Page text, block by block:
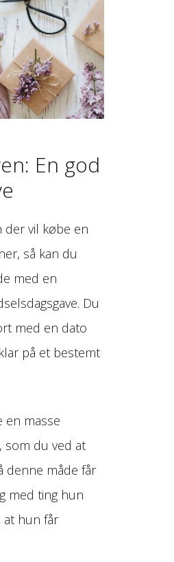
En god
der vil købe en
så kan du
med en
Du
med en dato
på et bestemt
en masse
som du ved at
denne måde får
med ting hun
at hun får